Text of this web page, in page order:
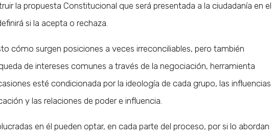
la propuesta Constitucional que será presentada a la ciudadanía en el
si la acepta o rechaza.
cómo surgen posiciones a veces irreconciliables, pero también
de intereses comunes a través de la negociación, herramienta
esté condicionada por la ideología de cada grupo, las influencias
y las relaciones de poder e influencia.
en él pueden optar, en cada parte del proceso, por si lo abordan